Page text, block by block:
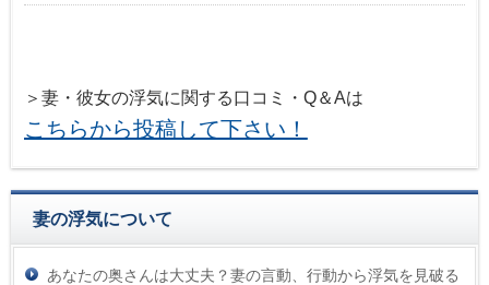
＞妻・彼女の浮気に関する口コミ・Q＆Aは
こちらから投稿して下さい！
妻の浮気について
あなたの奥さんは大丈夫？妻の言動、行動から浮気を見破る